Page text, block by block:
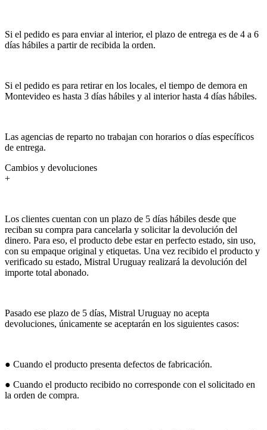
Si el pedido es para enviar al interior, el plazo de entrega es de 4 a 6
días hábiles a partir de recibida la orden.
Si el pedido es para retirar en los locales, el tiempo de demora en
Montevideo es hasta 3 días hábiles y al interior hasta 4 días hábiles.
Las agencias de reparto no trabajan con horarios o días específicos
de entrega.
Cambios y devoluciones
+
Los clientes cuentan con un plazo de 5 días hábiles desde que
reciban su compra para cancelarla y solicitar la devolución del
dinero. Para eso, el producto debe estar en perfecto estado, sin uso,
con su empaque original y etiquetas. Una vez recibido el producto y
verificado su estado, Mistral Uruguay realizará la devolución del
importe total abonado.
Pasado ese plazo de 5 días, Mistral Uruguay no acepta
devoluciones, únicamente se aceptarán en los siguientes casos:
● Cuando el producto presenta defectos de fabricación.
● Cuando el producto recibido no corresponde con el solicitado en
la orden de compra.